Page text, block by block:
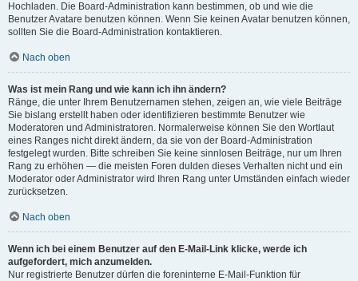
Hochladen. Die Board-Administration kann bestimmen, ob und wie die
Benutzer Avatare benutzen können. Wenn Sie keinen Avatar benutzen können,
sollten Sie die Board-Administration kontaktieren.
Nach oben
Was ist mein Rang und wie kann ich ihn ändern?
Ränge, die unter Ihrem Benutzernamen stehen, zeigen an, wie viele Beiträge
Sie bislang erstellt haben oder identifizieren bestimmte Benutzer wie
Moderatoren und Administratoren. Normalerweise können Sie den Wortlaut
eines Ranges nicht direkt ändern, da sie von der Board-Administration
festgelegt wurden. Bitte schreiben Sie keine sinnlosen Beiträge, nur um Ihren
Rang zu erhöhen — die meisten Foren dulden dieses Verhalten nicht und ein
Moderator oder Administrator wird Ihren Rang unter Umständen einfach wieder
zurücksetzen.
Nach oben
Wenn ich bei einem Benutzer auf den E-Mail-Link klicke, werde ich
aufgefordert, mich anzumelden.
Nur registrierte Benutzer dürfen die foreninterne E-Mail-Funktion für